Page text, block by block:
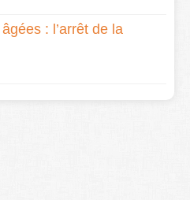
: l’arrêt de la